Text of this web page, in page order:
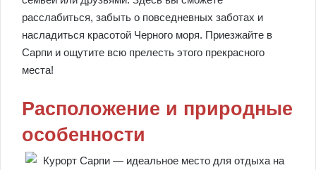
расслабиться, забыть о повседневных заботах и
насладиться красотой Черного моря. Приезжайте в
Сарпи и ощутите всю прелесть этого прекрасного
места!
Расположение и природные
особенности